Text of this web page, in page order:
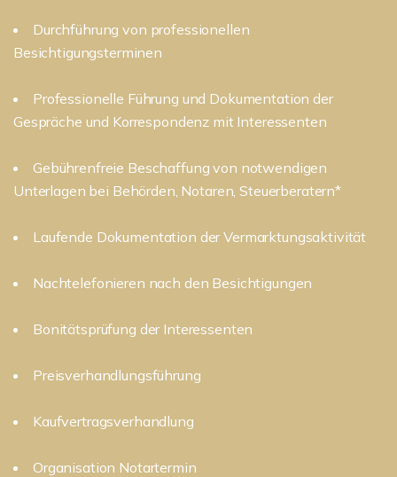
Durchführung von professionellen
Besichtigungsterminen
Professionelle Führung und Dokumentation der
Gespräche und Korrespondenz mit Interessenten
Gebührenfreie Beschaffung von notwendigen
Unterlagen bei Behörden, Notaren, Steuerberatern*
Laufende Dokumentation der Vermarktungsaktivität
Nachtelefonieren nach den Besichtigungen
Bonitätsprüfung der Interessenten
Preisverhandlungsführung
Kaufvertragsverhandlung
Organisation Notartermin